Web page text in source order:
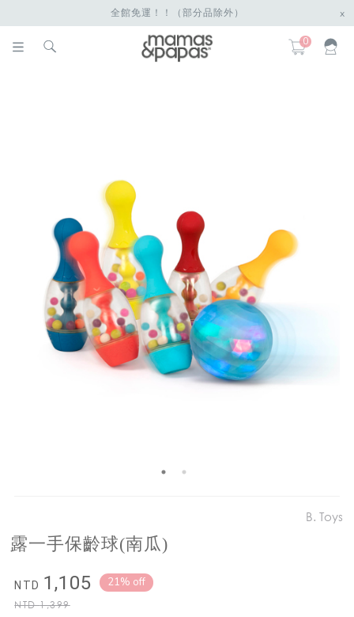
全館免運！！（部分品除外） x
0
B. Toys
露一手保齡球(南瓜)
NTD 1,105
NTD1,399
21% off